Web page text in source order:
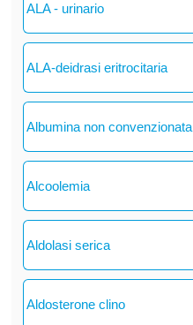
ALA - urinario
ALA-deidrasi eritrocitaria
Albumina non convenzionata
Alcoolemia
Aldolasi serica
Aldosterone clino